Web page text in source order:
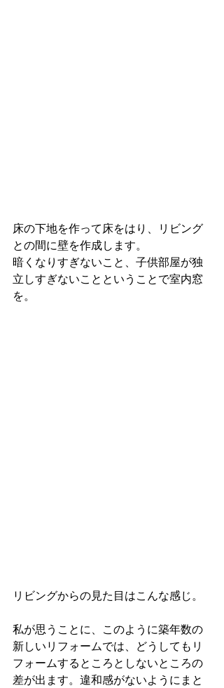
床の下地を作って床をはり、リビング
との間に壁を作成します。
暗くなりすぎないこと、子供部屋が独
立しすぎないことということで室内窓
を。
リビングからの見た目はこんな感じ。
私が思うことに、このように築年数の
新しいリフォームでは、どうしてもリ
フォームするところとしないところの
差が出ます。違和感がないようにまと